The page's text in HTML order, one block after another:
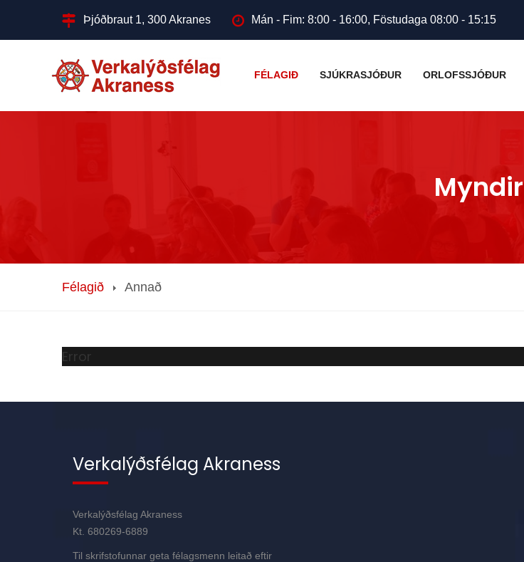
Þjóðbraut 1, 300 Akranes Mán - Fim: 8:00 - 16:00, Föstudaga 08:00 - 15:15
FÉLAGIÐ SJÚKRASJÓÐUR ORLOFSSJÓÐUR
Myndir
Félagið Annað
Error
Verkalýðsfélag Akraness
Verkalýðsfélag Akraness
Kt. 680269-6889
Til skrifstofunnar geta félagsmenn leitað eftir